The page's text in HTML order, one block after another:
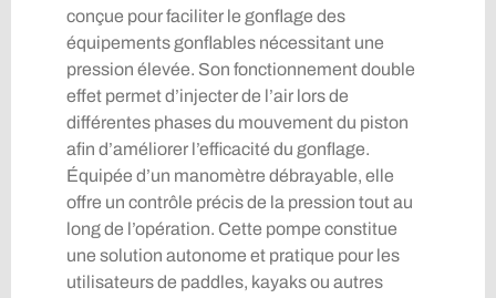
conçue pour faciliter le gonflage des
équipements gonflables nécessitant une
pression élevée. Son fonctionnement double
effet permet d’injecter de l’air lors de
différentes phases du mouvement du piston
afin d’améliorer l’efficacité du gonflage.
Équipée d’un manomètre débrayable, elle
offre un contrôle précis de la pression tout au
long de l’opération. Cette pompe constitue
une solution autonome et pratique pour les
utilisateurs de paddles, kayaks ou autres